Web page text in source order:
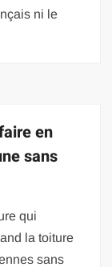
ni le
en
sans
qui
la toiture
sans